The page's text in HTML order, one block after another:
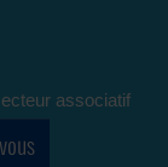
associatif